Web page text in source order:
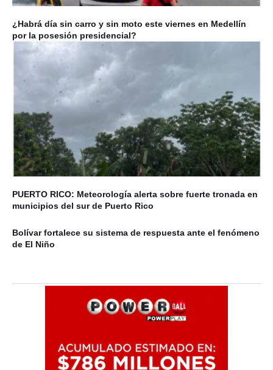
¿Habrá día sin carro y sin moto este viernes en Medellín
por la posesión presidencial?
PUERTO RICO: Meteorología alerta sobre fuerte tronada en
municipios del sur de Puerto Rico
Bolívar fortalece su sistema de respuesta ante el fenómeno
de El Niño